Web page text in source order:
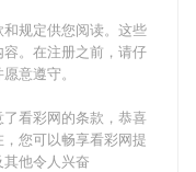
规定供您阅读。这些
。在注册之前，请仔
意遵守。
看彩网的条款，恭喜
您可以畅享看彩网提
他令人兴奋